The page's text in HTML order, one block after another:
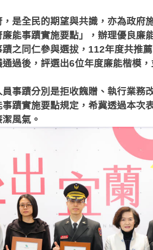
是全民的期望與共識，亦為政府
廉能事蹟實施要點」，辦理優良
之同仁參與選拔， 112年度共推薦
過後，評選出6位年度廉能楷模
事蹟分別是拒收餽贈、執行業務
蹟實施要點規定，希冀透過本次
風氣。